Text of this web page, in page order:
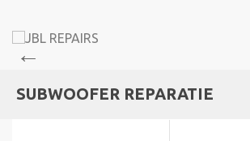
SUBWOOFER REPARATIE